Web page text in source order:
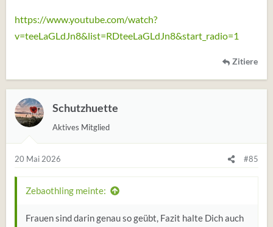
https://www.youtube.com/watch?
v=teeLaGLdJn8&list=RDteeLaGLdJn8&start_radio=1
Zitiere
Schutzhuette
Aktives Mitglied
20 Mai 2026 #85
Zebaothling meinte:
Frauen sind darin genau so geübt, Fazit halte Dich auch